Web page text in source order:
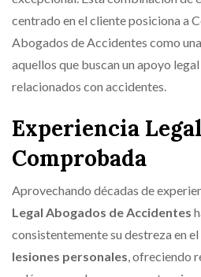
centrado en el cliente posiciona a
Abogados de Accidentes como una
aquellos que buscan un apoyo
relacionados con accidentes.
Experiencia Legal
Comprobada
Aprovechando décadas de
Legal Abogados de Accidentes
consistentemente su destreza en
lesiones personales , ofreciendo